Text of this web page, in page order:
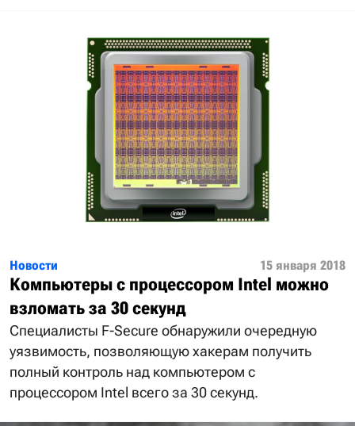
Новости 15 января 2018
Компьютеры с процессором Intel можно
взломать за 30 секунд
Специалисты F-Secure обнаружили очередную
уязвимость, позволяющую хакерам получить
полный контроль над компьютером с
процессором Intel всего за 30 секунд.